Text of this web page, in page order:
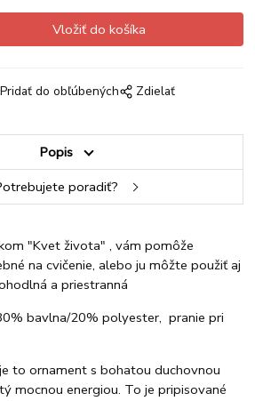
Pridať do obľúbených Zdielať
Popis
poradiť?
"Kvet života" , vám pomôže
na cvičenie, alebo ju môžte použiť aj
a priestranná
bavlna/20% polyester, pranie pri
to ornament s bohatou duchovnou
mocnou energiou. To je pripisované